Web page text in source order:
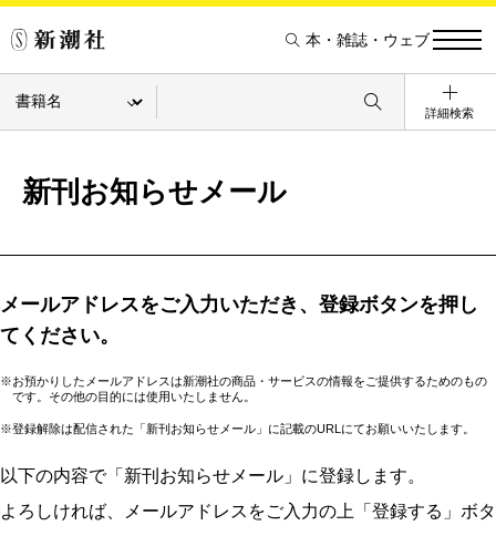
本・雑誌・ウェブ
詳細検索
新刊お知らせメール
メールアドレスをご入力いただき、登録ボタンを押し
てください。
※お預かりしたメールアドレスは新潮社の商品・サービスの情報をご提供するためのもの
です。その他の目的には使用いたしません。
※登録解除は配信された「新刊お知らせメール」に記載のURLにてお願いいたします。
以下の内容で「新刊お知らせメール」に登録します。
よろしければ、メールアドレスをご入力の上「登録する」ボタ